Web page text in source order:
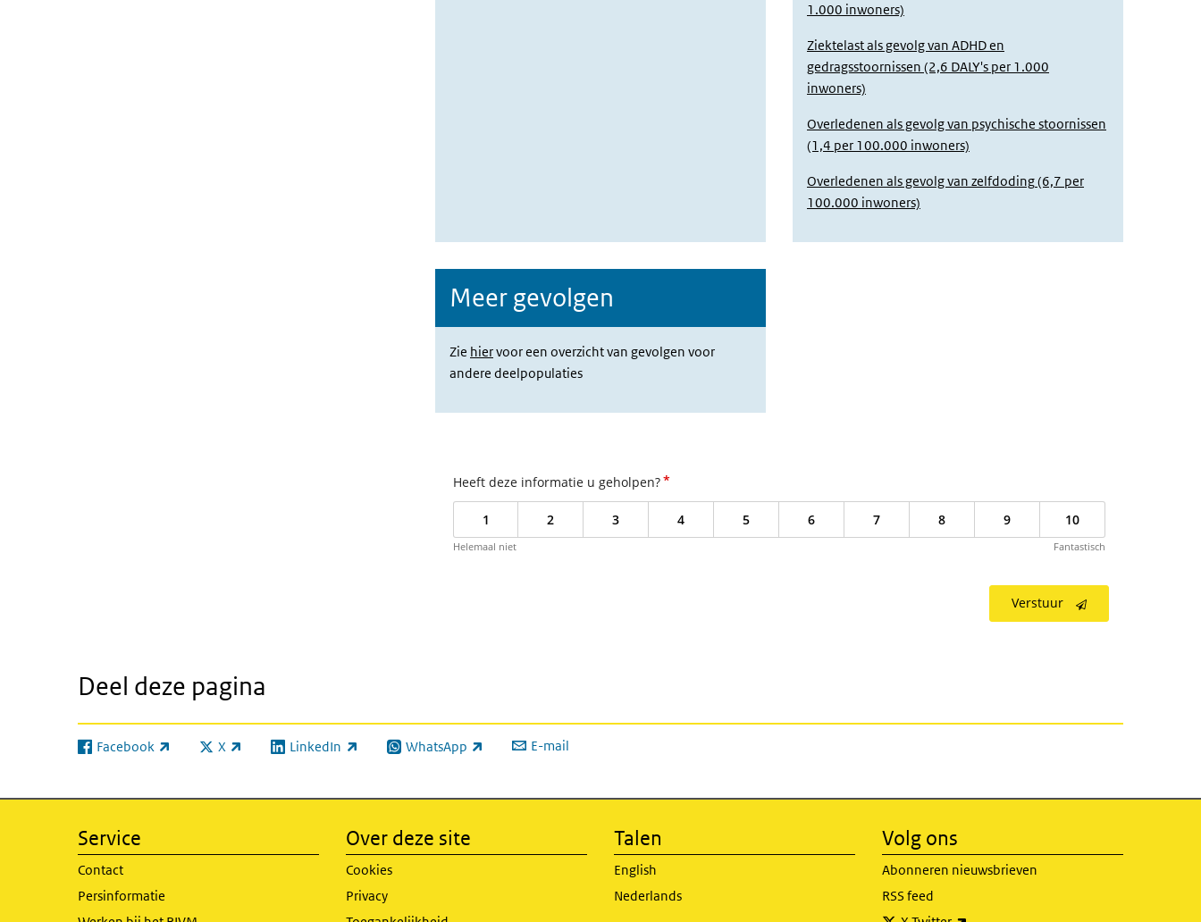
1.000 inwoners)
Ziektelast als gevolg van ADHD en
gedragsstoornissen (2,6 DALY's per 1.000
inwoners)
Overledenen als gevolg van psychische stoornissen
(1,4 per 100.000 inwoners)
Overledenen als gevolg van zelfdoding(6,7 per
100.000 inwoners)
Meer gevolgen
Zie hiervoor een overzicht van gevolgen voor
andere deelpopulaties
Heeft deze informatie u geholpen?*
1 2 3 4 5 6 7 8 9 10
Helemaal niet Fantastisch
Verstuur
Deel deze pagina
Facebook
(externe link) X
(externe link) LinkedIn
(externe link) WhatsApp
(externe link) E-mail
Service
Contact
Persinformatie
Over deze site
Cookies
Privacy
Talen
English
Nederlands
Volg ons
Abonneren nieuwsbrieven
RSS feed